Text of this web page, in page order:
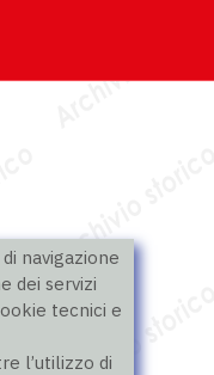
navigazione
dei servizi
tecnici e
l’utilizzo di